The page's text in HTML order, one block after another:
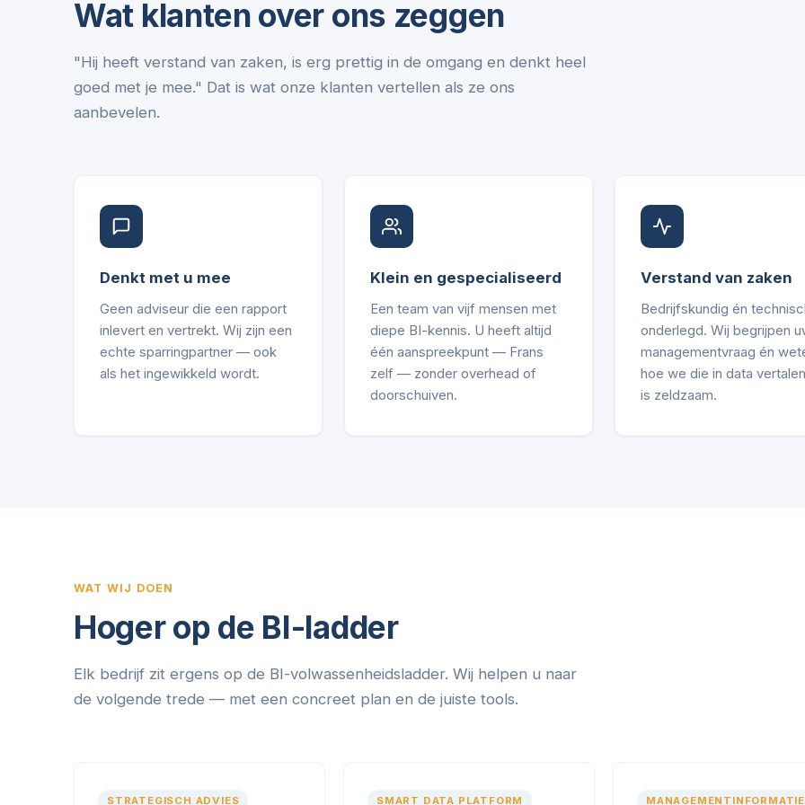
Wat klanten over ons zeggen
"Hij heeft verstand van zaken, is erg prettig in de omgang en denkt heel
goed met je mee." Dat is wat onze klanten vertellen als ze ons
aanbevelen.
Denkt met u mee
Geen adviseur die een rapport
inlevert en vertrekt. Wij zijn een
echte sparringpartner — ook
als het ingewikkeld wordt.
Klein en gespecialiseerd
Een team van vijf mensen met
diepe BI-kennis. U heeft altijd
één aanspreekpunt — Frans
zelf — zonder overhead of
doorschuiven.
Verstand van zaken
Bedrijfskundig én
onderlegd. Wij begrijpen
managementvraag én
hoe we die in data
is zeldzaam.
WAT WIJ DOEN
Hoger op de BI-ladder
Elk bedrijf zit ergens op de BI-volwassenheidsladder. Wij helpen u naar
de volgende trede — met een concreet plan en de juiste tools.
STRATEGISCH ADVIES SMART DATA PLATFORM MANAGEMENTINFORMATIE